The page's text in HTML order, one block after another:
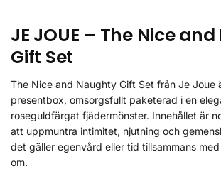
JE JOUE – The Nice
Gift Set
The Nice and Naughty Gift Set från Je Joue
presentbox, omsorgsfullt paketerad i en
roseguldfärgat fjädermönster. Innehållet är
att uppmuntra intimitet, njutning och
det gäller egenvård eller tid tillsammans
om.